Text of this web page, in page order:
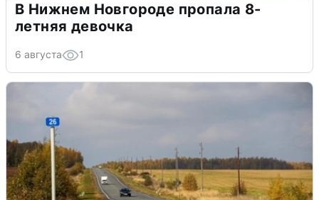
В Нижнем Новгороде пропала 8-
летняя девочка
6 августа 1